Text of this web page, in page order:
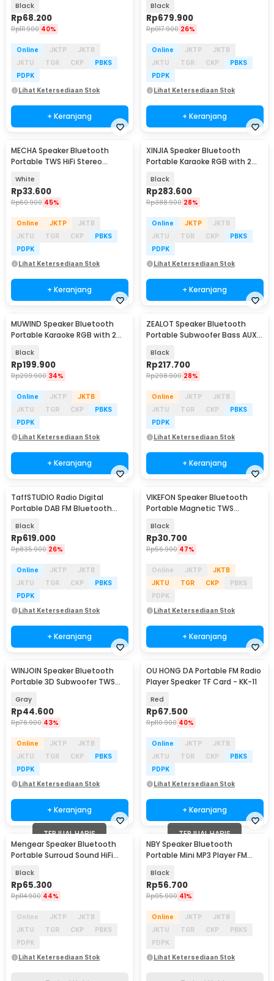
Black
Rp68.200
Rp111.900 40%
Online JKTP
JKTB
JKTU
TGR CKP
PBKS
PDPK
Lihat Ketersediaan Stok
+ Keranjang
Black
Rp679.900
Rp917.900 26%
Online JKTP
JKTB
JKTU
TGR CKP
PBKS
PDPK
Lihat Ketersediaan Stok
+ Keranjang
MECHA Speaker Bluetooth
Portable TWS HiFi Stereo
White
Rp33.600
Rp60.900 45%
Online JKTP
JKTB
JKTU
TGR CKP
PBKS
PDPK
Lihat Ketersediaan Stok
+ Keranjang
XINJIA Speaker Bluetooth
Portable Karaoke RGB with 2
Black
Rp283.600
Rp388.900 28%
Online JKTP
JKTB
JKTU
TGR CKP
PBKS
PDPK
Lihat Ketersediaan Stok
+ Keranjang
MUWIND Speaker Bluetooth
Portable Karaoke RGB with 2
Black
Rp199.900
Rp299.900 34%
Online JKTP
JKTB
JKTU
TGR CKP
PBKS
PDPK
Lihat Ketersediaan Stok
+ Keranjang
ZEALOT Speaker Bluetooth
Portable Subwoofer Bass AUX
Black
Rp217.700
Rp298.900 28%
Online JKTP
JKTB
JKTU
TGR CKP
PBKS
PDPK
Lihat Ketersediaan Stok
+ Keranjang
TaffSTUDIO Radio Digital
Portable DAB FM Bluetooth
Black
Rp619.000
Rp835.900 26%
Online JKTP
JKTB
JKTU
TGR CKP
PBKS
PDPK
Lihat Ketersediaan Stok
+ Keranjang
VIKEFON Speaker Bluetooth
Portable Magnetic TWS
Black
Rp30.700
Rp56.900 47%
Online JKTP
JKTB
JKTU
TGR CKP
PBKS
PDPK
Lihat Ketersediaan Stok
+ Keranjang
WINJOIN Speaker Bluetooth
Portable 3D Subwoofer TWS
Gray
Rp44.600
Rp76.900 43%
Online JKTP
JKTB
JKTU
TGR CKP
PBKS
PDPK
Lihat Ketersediaan Stok
+ Keranjang
OU HONG DA Portable FM Radio
Player Speaker TF Card - KK-11
Red
Rp67.500
Rp110.900 40%
Online JKTP
JKTB
JKTU
TGR CKP
PBKS
PDPK
Lihat Ketersediaan Stok
+ Keranjang
TERJUAL HABIS
Mengear Speaker Bluetooth
Portable Surroud Sound HiFi
Black
Rp65.300
Rp114.900 44%
Online JKTP
JKTB
JKTU
TGR CKP
PBKS
PDPK
Lihat Ketersediaan Stok
TERJUAL HABIS
NBY Speaker Bluetooth
Portable Mini MP3 Player FM
Black
Rp56.700
Rp95.900 41%
Online JKTP
JKTB
JKTU
TGR CKP
PBKS
PDPK
Lihat Ketersediaan Stok